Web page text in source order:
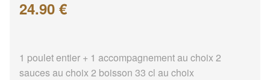
24.90 €
1 poulet entier + 1 accompagnement au choix 2
sauces au choix 2 boisson 33 cl au choix